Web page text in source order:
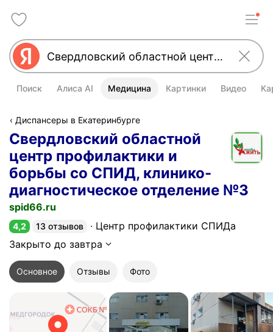
Поиск Алиса AI Медицина Картинки Видео
Диспансеры в Екатеринбурге
Свердловский областной
центр профилактики и
борьбы со СПИД, клинико-
диагностическое отделение №3
spid66.ru
Рейтинг 4,2 из 5
4,2 13 отзывов
Центр профилактики СПИДа
Закрыто до завтра
Основное Отзывы Фото